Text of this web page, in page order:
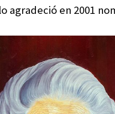
agradeció en 2001